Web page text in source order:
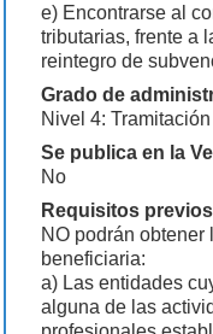
e) Encontrarse al
tributarias, frente a
reintegro de
Grado de
Nivel 4:
Se publica en la
No
Requisitos
NO podrán obtener
beneficiaria:
a) Las entidades
alguna de las